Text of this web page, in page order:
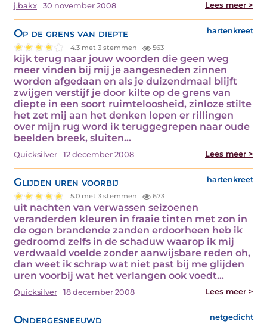
j.bakx 30 november 2008 Lees meer >
Op de grens van diepte hartenkreet
4.3 met 3 stemmen 563
kijk terug naar jouw woorden die geen weg
meer vinden bij mij je aangesneden zinnen
worden afgedaan en als je duizendmaal blijft
zwijgen verstijf je door kilte op de grens van
diepte in een soort ruimteloosheid, zinloze stilte
het zet mij aan het denken lopen er rillingen
over mijn rug word ik teruggegrepen naar oude
beelden breek, sluiten…
Quicksilver 12 december 2008 Lees meer >
Glijden uren voorbij hartenkreet
5.0 met 3 stemmen 673
uit nachten van verwassen seizoenen
veranderden kleuren in fraaie tinten met zon in
de ogen brandende zanden erdoorheen heb ik
gedroomd zelfs in de schaduw waarop ik mij
verdwaald voelde zonder aanwijsbare reden oh,
dan weet ik schrap wat niet past bij me glijden
uren voorbij wat het verlangen ook voedt…
Quicksilver 18 december 2008 Lees meer >
Ondergesneeuwd netgedicht